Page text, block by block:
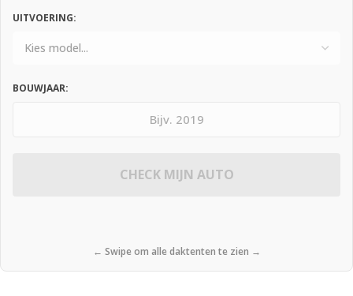
UITVOERING:
BOUWJAAR:
CHECK MIJN AUTO
← Swipe om alle daktenten te zien →